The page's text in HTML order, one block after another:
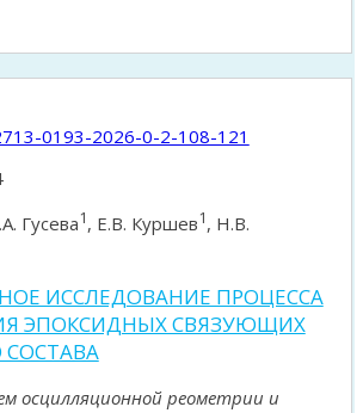
0193-2026-0-2-108-121
Гусева1, Е.В. Куршев1, Н.В.
ИССЛЕДОВАНИЕ ПРОЦЕССА
ЭПОКСИДНЫХ СВЯЗУЮЩИХ
осцилляционной реометрии и